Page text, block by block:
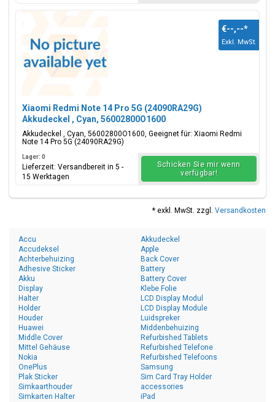
Xiaomi Redmi Note 14 Pro 5G (24090RA29G)
Akkudeckel , Cyan, 56002800O1600
Akkudeckel , Cyan, 56002800O1600, Geeignet für: Xiaomi Redmi
Note 14 Pro 5G (24090RA29G)
€--,--*
Exkl. MwSt.
Lager: 0
Lieferzeit: Versandbereit in 5 -
15 Werktagen
Schicken Sie mir wenn
verfügbar!
* exkl. MwSt. zzgl. Versandkosten
Accu
Accudeksel
Achterbehuizing
Adhesive Sticker
Akku
Akkudeckel
Apple
Back Cover
Battery
Battery Cover
Display
Halter
Holder
Houder
Huawei
Klebe Folie
LCD Display Modul
LCD Display Module
Luidspreker
Middenbehuizing
Middle Cover
Mittel Gehäuse
Nokia
OnePlus
Plak Sticker
Refurbished Tablets
Refurbished Telefone
Refurbished Telefoons
Samsung
Sim Card Tray Holder
Simkaarthouder
Simkarten Halter
accessories
iPad